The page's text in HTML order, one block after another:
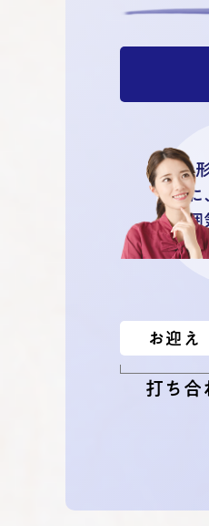
に
囲
お迎え
打ち合